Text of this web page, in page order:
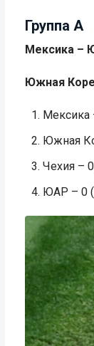
Группа А
Мексика –
Южная
Мексика
Южная
Чехия –
ЮАР – 0